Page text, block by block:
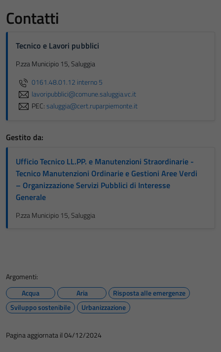
Contatti
Tecnico e Lavori pubblici
P.zza Municipio 15, Saluggia
0161.48.01.12 interno 5
lavoripubblici@comune.saluggia.vc.it
PEC:saluggia@cert.ruparpiemonte.it
Gestito da:
Ufficio Tecnico LL.PP. e Manutenzioni Straordinarie -
Tecnico Manutenzioni Ordinarie e Gestioni Aree Verdi
– Organizzazione Servizi Pubblici di Interesse
Generale
P.zza Municipio 15, Saluggia
Argomenti:
Acqua
Aria
Risposta alle emergenze
Sviluppo sostenibile
Urbanizzazione
Pagina aggiornata il 04/12/2024